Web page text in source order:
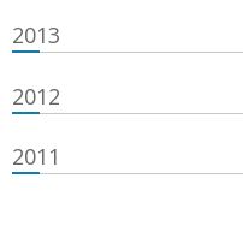
2013
2012
2011